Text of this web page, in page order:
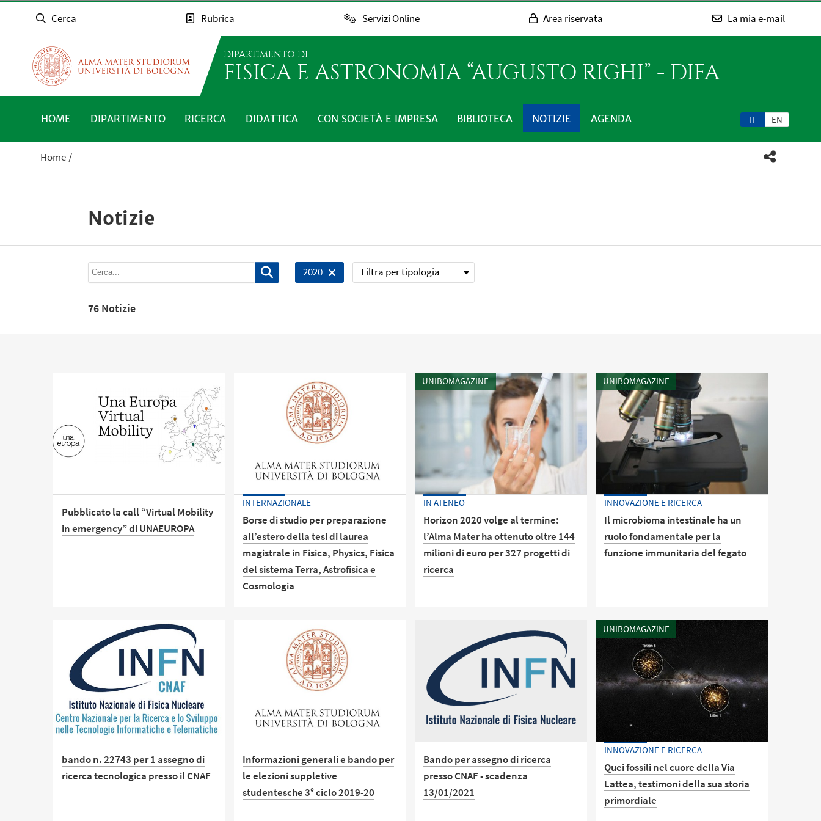
Cerca Rubrica Servizi Online Area riservata La mia e-mail
DIPARTIMENTO DI
FISICA E ASTRONOMIA “AUGUSTO RIGHI” - DIFA
IT EN
HOME DIPARTIMENTO RICERCA DIDATTICA CON SOCIETÀ E IMPRESA BIBLIOTECA NOTIZIE AGENDA
Home
Notizie
2020 Filtra per tipologia
76 Notizie
Pubblicato la call “Virtual Mobility
in emergency” di UNAEUROPA
corsi online presso altri Atenei
dell'alleanza
INTERNAZIONALE
Borse di studio per preparazione
all’estero della tesi di laurea
magistrale in Fisica, Physics, Fisica
del sistema Terra, Astrofisica e
Cosmologia
iniziare prima di 60 giorni e
comunque non oltre 6 mesi dalla
data di scadenza del presente
UNIBOMAGAZINE
IN ATENEO
Horizon 2020 volge al termine:
l’Alma Mater ha ottenuto oltre 144
milioni di euro per 327 progetti di
ricerca
Commissione Europea, l’Università
di Bologna si conferma tra i primi
atenei in Europa per capacità di
attrazione dei finanziamenti
competitivi, con risultati di primo
piano su temi centrali come salute,
alimentare
UNIBOMAGAZINE
INNOVAZIONE E RICERCA
Il microbioma intestinale ha un
ruolo fondamentale per la
funzione immunitaria del fegato
di batteri dell’intestino genera
segnali che permettono di regolare
la distribuzione delle cellule
immunitarie epatiche, garantendo
così la capacità del fegato di
purificare il sangue da
bando n. 22743 per 1 assegno di
ricerca tecnologica presso il CNAF
Informazioni generali e bando per
le elezioni suppletive
studentesche 3° ciclo 2019-20
Bando per assegno di ricerca
presso CNAF - scadenza
13/01/2021
UNIBOMAGAZINE
INNOVAZIONE E RICERCA
Quei fossili nel cuore della Via
Lattea, testimoni della sua storia
primordiale